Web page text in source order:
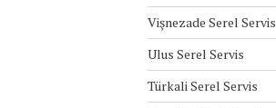
Vişnezade Serel Servis
Ulus Serel Servis
Türkali Serel Servis